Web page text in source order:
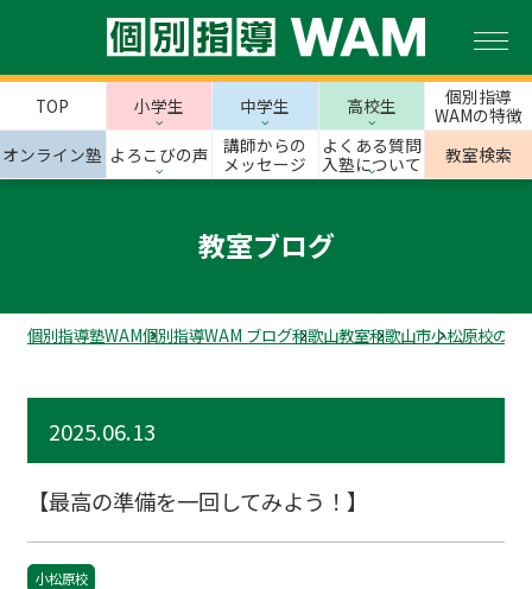
TOP 小学生 中学生 高校生
個別指導
WAMの特徴
オンライン塾 よろこびの声
講師からの
メッセージ
よくある質問
入塾について
教室検索
教室ブログ
個別指導塾WAM個別指導WAM ブログ和歌山教室和歌山市小松原校のス
2025.06.13
【最高の準備を一回してみよう！】
小松原校